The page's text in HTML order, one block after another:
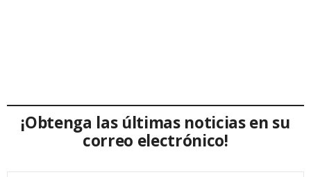
¡Obtenga las últimas noticias en su
correo electrónico!